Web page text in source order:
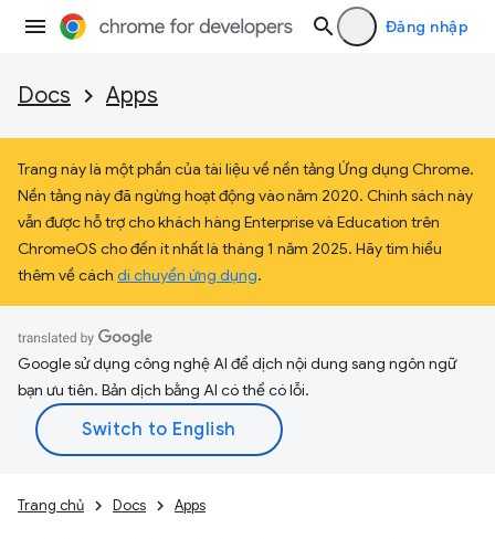
Đăng nhập
Docs Apps
Trang này là một phần của tài liệu về nền tảng Ứng dụng Chrome.
Nền tảng này đã ngừng hoạt động vào năm 2020. Chính sách này
vẫn được hỗ trợ cho khách hàng Enterprise và Education trên
ChromeOS cho đến ít nhất là tháng 1 năm 2025. Hãy tìm hiểu
thêm về cách di chuyển ứng dụng.
Google sử dụng công nghệ AI để dịch nội dung sang ngôn ngữ
bạn ưu tiên. Bản dịch bằng AI có thể có lỗi.
Trang chủ Docs Apps